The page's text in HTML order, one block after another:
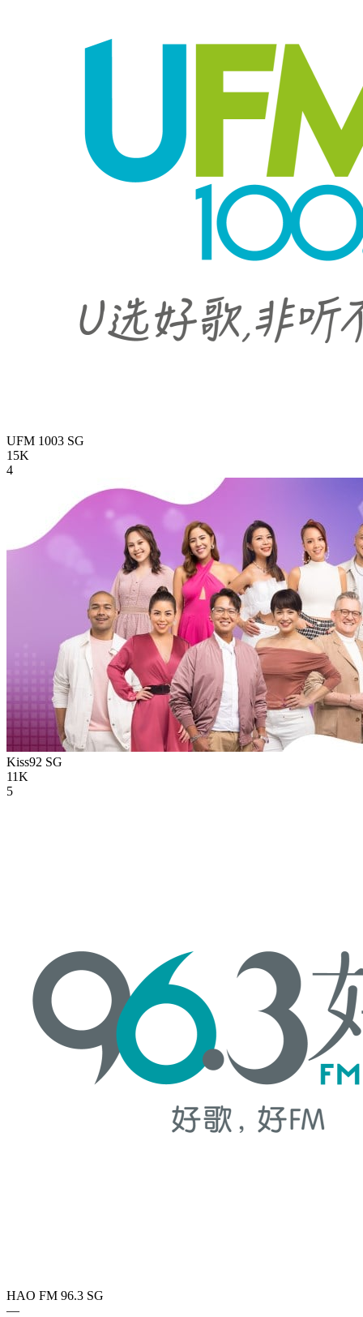
UFM 1003 SG
15K
4
Kiss92 SG
11K
5
HAO FM 96.3 SG
—